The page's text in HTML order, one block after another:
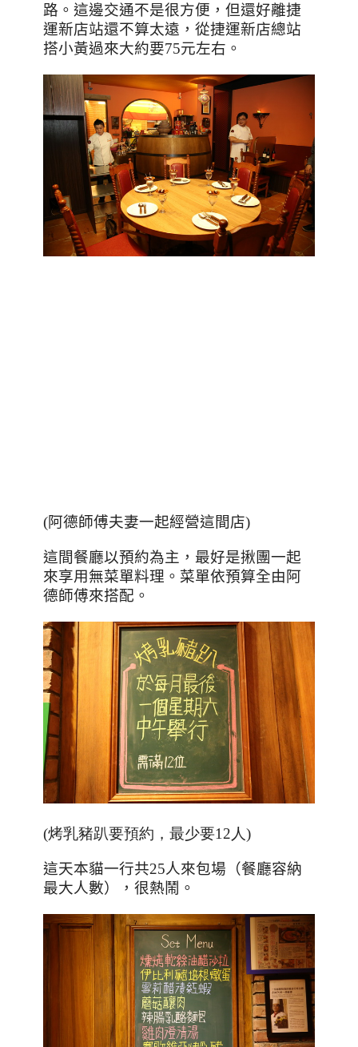
路。這邊交通不是很方便，但還好離捷
運新店站還不算太遠，從捷運新店總站
搭小黃過來大約要75元左右。
(阿德師傅夫妻一起經營這間店)
這間餐廳以預約為主，最好是揪團一起
來享用無菜單料理。菜單依預算全由阿
德師傅來搭配。
(烤乳豬趴要預約，最少要12人)
這天本貓一行共25人來包場（餐廳容納
最大人數），很熱鬧。